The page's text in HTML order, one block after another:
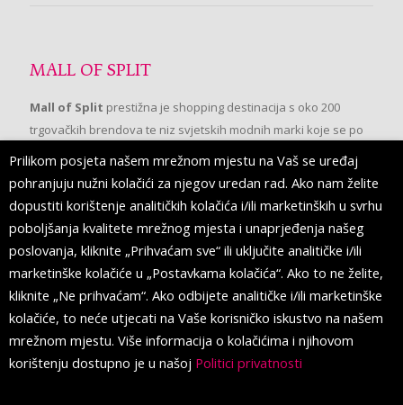
MALL OF SPLIT
Mall of Split prestižna je shopping destinacija s oko 200
trgovačkih brendova te niz svjetskih modnih marki koje se po
prvi put pojavljuju u Splitu.
PRATITE NAS
Prilikom posjeta našem mrežnom mjestu na Vaš se uređaj
pohranjuju nužni kolačići za njegov uredan rad. Ako nam želite
dopustiti korištenje analitičkih kolačića i/ili marketinških u svrhu
poboljšanja kvalitete mrežnog mjesta i unaprjeđenja našeg
poslovanja, kliknite „Prihvaćam sve“ ili uključite analitičke i/ili
marketinške kolačiće u „Postavkama kolačića“. Ako to ne želite,
kliknite „Ne prihvaćam“. Ako odbijete analitičke i/ili marketinške
kolačiće, to neće utjecati na Vaše korisničko iskustvo na našem
mrežnom mjestu. Više informacija o kolačićima i njihovom
korištenju dostupno je u našoj Politici privatnosti